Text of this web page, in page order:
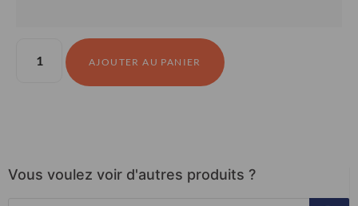
AJOUTER AU PANIER
Vous voulez voir d'autres produits ?